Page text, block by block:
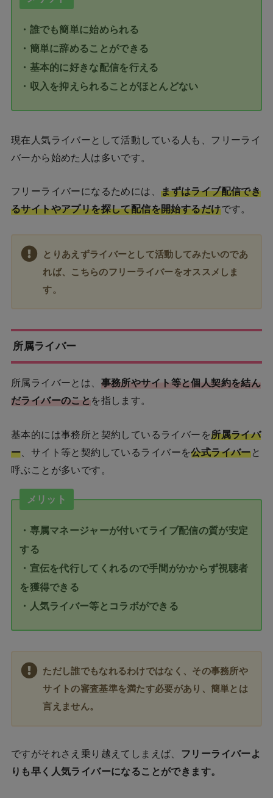
・誰でも簡単に始められる
・簡単に辞めることができる
・基本的に好きな配信を行える
・収入を抑えられることがほとんどない
現在人気ライバーとして活動している人も、フリーライ
バーから始めた人は多いです。
フリーライバーになるためには、まずはライブ配信でき
るサイトやアプリを探して配信を開始するだけです。
とりあえずライバーとして活動してみたいのであ
れば、こちらのフリーライバーをオススメしま
す。
所属ライバー
所属ライバーとは、 事務所やサイト等と個人契約を結ん
だライバーのこと を指します。
基本的には事務所と契約しているライバーを所属ライバ
ー 、サイト等と契約しているライバーを公式ライバーと
呼ぶことが多いです。
メリット
・専属マネージャーが付いてライブ配信の質が安定
する
・宣伝を代行してくれるので手間がかからず視聴者
を獲得できる
・人気ライバー等とコラボができる
ただし誰でもなれるわけではなく、その事務所や
サイトの審査基準を満たす必要があり、簡単とは
言えません。
ですがそれさえ乗り越えてしまえば、 フリーライバーよ
りも早く人気ライバーになることができます。